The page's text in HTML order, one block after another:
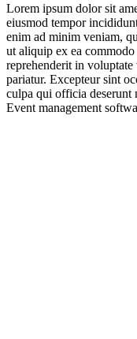
Lorem ipsum dolor sit
eiusmod tempor
enim ad minim veniam,
ut aliquip ex ea
reprehenderit in
pariatur. Excepteur sint
culpa qui officia deserunt
Event management